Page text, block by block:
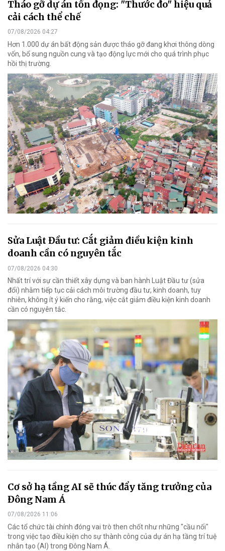
Tháo gỡ dự án tồn đọng: "Thước đo" hiệu quả
cải cách thể chế
07/08/2026 04:27
Hơn 1.000 dự án bất động sản được tháo gỡ đang khơi thông dòng
vốn, bổ sung nguồn cung và tạo động lực mới cho quá trình phục
hồi thị trường.
Sửa Luật Đầu tư: Cắt giảm điều kiện kinh
doanh cần có nguyên tắc
07/08/2026 04:30
Nhất trí với sự cần thiết xây dựng và ban hành Luật Đầu tư (sửa
đổi) nhằm tiếp tục cải cách môi trường đầu tư, kinh doanh, tuy
nhiên, không ít ý kiến cho rằng, việc cắt giảm điều kiện kinh doanh
cần có nguyên tắc.
Cơ sở hạ tầng AI sẽ thúc đẩy tăng trưởng của
Đông Nam Á
07/08/2026 11:06
Các tổ chức tài chính đóng vai trò then chốt như những "cầu nối"
trong việc tạo điều kiện cho sự thành công của dự án hạ tầng trí tuệ
nhân tạo (AI) trong Đông Nam Á.